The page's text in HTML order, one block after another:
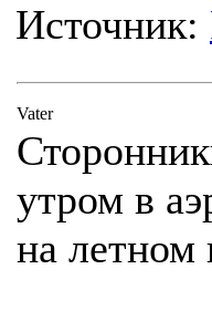
Источник:
Vater
утром в
на летном